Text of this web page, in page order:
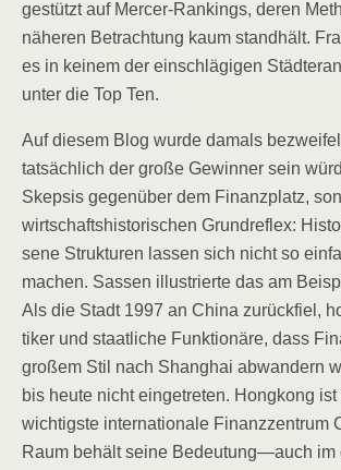
gestützt auf Mer­cer-Ran­kings, deren
nähe­ren Betrach­tung kaum stand­hält.
es in kei­nem der ein­schlä­gi­gen
unter die Top Ten.
Auf die­sem Blog wur­de damals
tat­säch­lich der gro­ße Gewin­ner sein
Skep­sis gegen­über dem Finanz­platz,
wirt­schafts­his­to­ri­schen Grund­re­flex:
se­ne Struk­tu­ren las­sen sich nicht so
machen. Sas­sen illus­trier­te das am
Als die Stadt 1997 an Chi­na zurück­fiel,
ti­ker und staat­li­che Funk­tio­nä­re, dass
gro­ßem Stil nach Shang­hai abwan­dern
bis heu­te nicht ein­ge­tre­ten. Hong­kong
wich­tigs­te inter­na­tio­na­le Finanz­zen­trum
Raum behält sei­ne Bedeutung—auch im